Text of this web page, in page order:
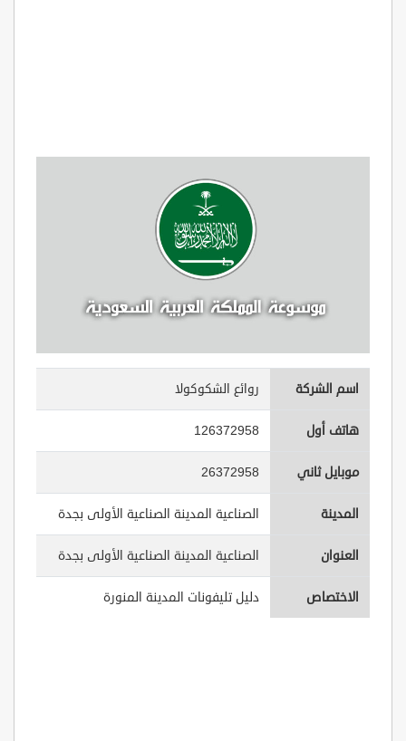
اسم الشركة روائع الشكوكولا
هاتف أول 126372958
موبايل ثاني 26372958
المدينة الصناعية المدينة الصناعية الأولى بجدة
العنوان الصناعية المدينة الصناعية الأولى بجدة
الاختصاص دليل تليفونات المدينة المنورة